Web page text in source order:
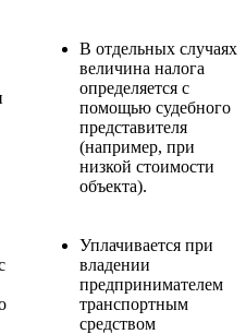
В отдельных случаях
величина налога
определяется с
помощью судебного
представителя
(например, при
низкой стоимости
объекта).
Уплачивается при
владении
предпринимателем
транспортным
средством